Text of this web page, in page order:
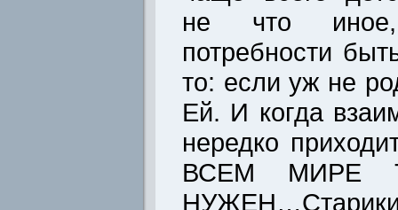
не что
потребности
то: если уж не
Ей. И когда
нередко
ВСЕМ МИРЕ